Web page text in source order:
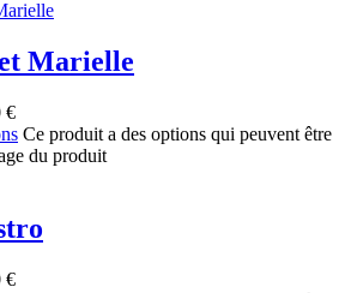
Marielle
€
Ce produit a des options qui peuvent être
du produit
€